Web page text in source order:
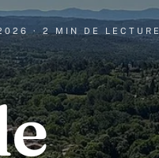
· 2 MIN DE LECTURE